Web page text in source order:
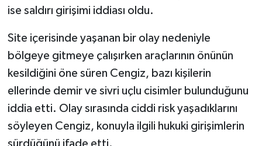
ise saldırı girişimi iddiası oldu.
Site içerisinde yaşanan bir olay nedeniyle
bölgeye gitmeye çalışırken araçlarının önünün
kesildiğini öne süren Cengiz, bazı kişilerin
ellerinde demir ve sivri uçlu cisimler bulunduğunu
iddia etti. Olay sırasında ciddi risk yaşadıklarını
söyleyen Cengiz, konuyla ilgili hukuki girişimlerin